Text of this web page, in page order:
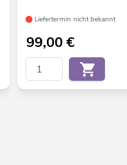
Liefertermin nicht bekannt
99,00€